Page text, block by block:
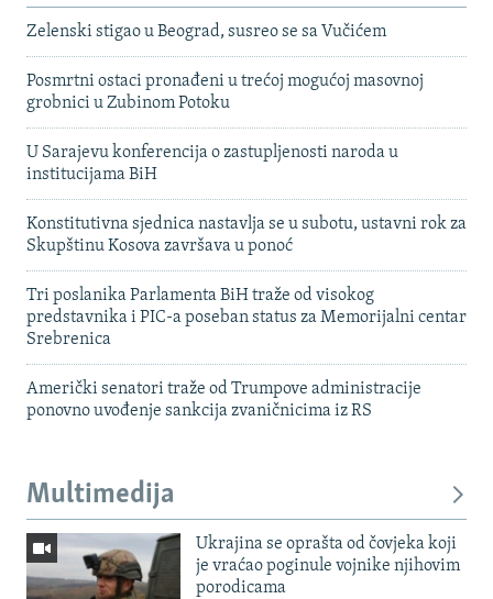
Zelenski stigao u Beograd, susreo se sa Vučićem
Posmrtni ostaci pronađeni u trećoj mogućoj masovnoj
grobnici u Zubinom Potoku
U Sarajevu konferencija o zastupljenosti naroda u
institucijama BiH
Konstitutivna sjednica nastavlja se u subotu, ustavni rok za
Skupštinu Kosova završava u ponoć
Tri poslanika Parlamenta BiH traže od visokog
predstavnika i PIC-a poseban status za Memorijalni centar
Srebrenica
Američki senatori traže od Trumpove administracije
ponovno uvođenje sankcija zvaničnicima iz RS
Multimedija
Ukrajina se oprašta od čovjeka koji
je vraćao poginule vojnike njihovim
porodicama